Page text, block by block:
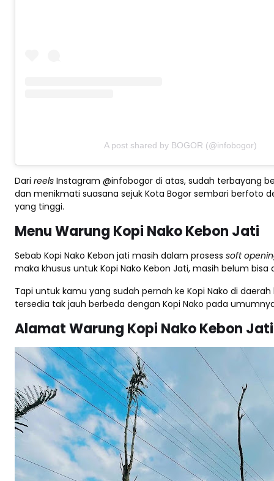
A post shared by BOGOR (@infobogor)
Dari reels Instagram @infobogor di atas, sudah terbayang
dan menikmati suasana sejuk Kota Bogor sembari berfoto
yang tinggi.
Menu Warung Kopi Nako Kebon Jati
Sebab Kopi Nako Kebon jati masih dalam prosess soft
maka khusus untuk Kopi Nako Kebon Jati, masih belum bisa
Tapi untuk kamu yang sudah pernah ke Kopi Nako di
tersedia tak jauh berbeda dengan Kopi Nako pada
Alamat Warung Kopi Nako Kebon Jati